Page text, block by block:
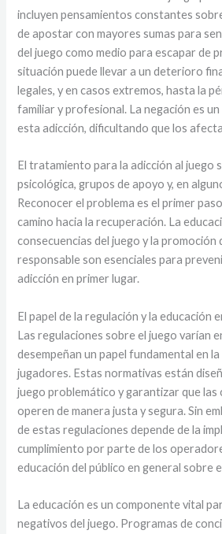
incluyen pensamientos constantes
de apostar con mayores sumas para
del juego como medio para escapar de
situación puede llevar a un deterioro
legales, y en casos extremos, hasta la
familiar y profesional. La negación es
esta adicción, dificultando que los
El tratamiento para la adicción al juego
psicológica, grupos de apoyo y, en
Reconocer el problema es el primer
camino hacia la recuperación. La
consecuencias del juego y la promoción
responsable son esenciales para
adicción en primer lugar.
El papel de la regulación y la educación
Las regulaciones sobre el juego varían
desempeñan un papel fundamental en
jugadores. Estas normativas están
juego problemático y garantizar que las
operen de manera justa y segura. Sin
de estas regulaciones depende de la
cumplimiento por parte de los
educación del público en general sobre
La educación es un componente vital
negativos del juego. Programas de